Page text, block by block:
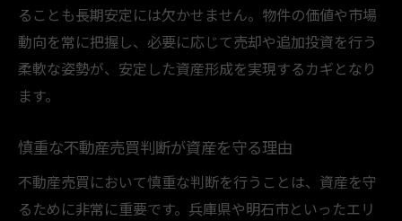
ることも長期安定には欠かせません。物件の価値や市場
動向を常に把握し、必要に応じて売却や追加投資を行う
柔軟な姿勢が、安定した資産形成を実現するカギとなり
ます。
慎重な不動産売買判断が資産を守る理由
不動産売買において慎重な判断を行うことは、資産を守
るために非常に重要です。兵庫県や明石市といったエリ